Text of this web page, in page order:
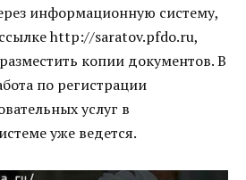
информационную систему,
http://saratov.pfdo.ru,
копии документов. В
по регистрации
услуг в
уже ведется.